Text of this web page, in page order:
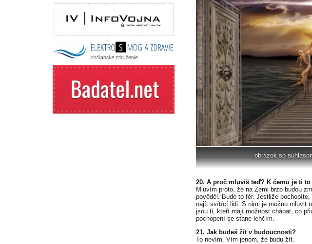
obrázok so
20. A proč mluvíš teď? K čemu je ti to
Mluvím proto, že na Zemi brzo budou
pověděl. Bude to fér. Jestliže
najít svítící lidi. S nimi je možno mluvit
jsou ti, kteří mají možnost chápat, co
pochopení se stane lehčím.
21. Jak budeš žít v budoucnosti?
To nevím. Vím jenom, že budu žít.